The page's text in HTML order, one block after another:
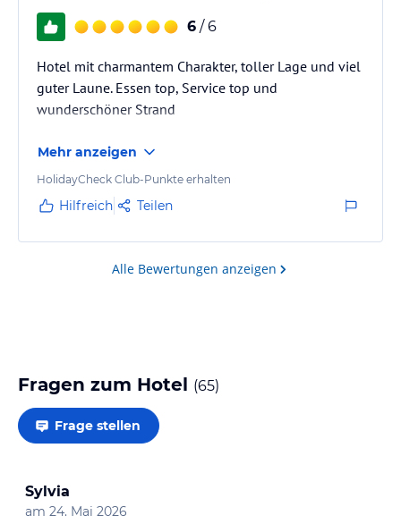
6 / 6
Hotel mit charmantem Charakter, toller Lage und viel
guter Laune. Essen top, Service top und
wunderschöner Strand
Mehr anzeigen
HolidayCheck Club-Punkte erhalten
Hilfreich Teilen
Alle Bewertungen anzeigen
Fragen zum Hotel (65)
Frage stellen
Sylvia
am 24. Mai 2026